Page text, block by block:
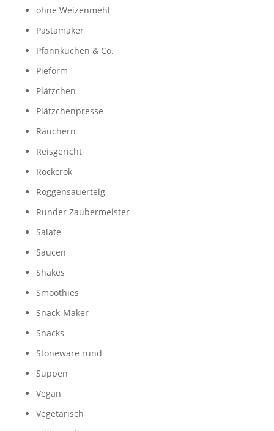
ohne Weizenmehl
Pastamaker
Pfannkuchen & Co.
Pieform
Plätzchen
Plätzchenpresse
Räuchern
Reisgericht
Rockcrok
Roggensauerteig
Runder Zaubermeister
Salate
Saucen
Shakes
Smoothies
Snack-Maker
Snacks
Stoneware rund
Suppen
Vegan
Vegetarisch